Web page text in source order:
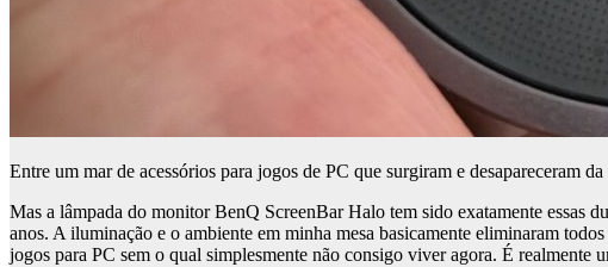
Entre um mar de acessórios para jogos de PC que surgiram e desapareceram
Mas a lâmpada do monitor BenQ ScreenBar Halo tem sido exatamente essas
anos. A iluminação e o ambiente em minha mesa basicamente eliminaram
jogos para PC sem o qual simplesmente não consigo viver agora. É realmente